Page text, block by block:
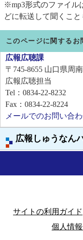
広報しゅうなん
※mp3形式のファイル
どに転送して聞くこと
このページに関するお
広報広聴課
〒745-8655 山口県周
広報広聴担当
Tel：0834-22-8232
Fax：0834-22-8224
メールでのお問い合
サイトの利用ガイド
個人情